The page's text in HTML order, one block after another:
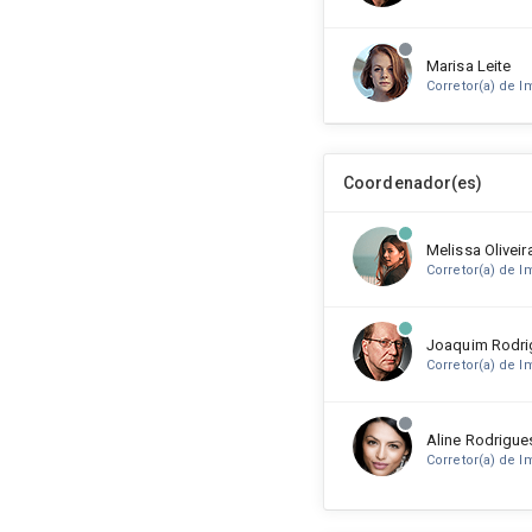
Marisa Leite
Corretor(a) de
Corretor(a) de
Livia
Corretor(a) de
Melissa
Corretor(a) de
Joaquim
Corretor(a) de
Coordenador(es)
Melissa
Corretor(a) de
Joaquim
Corretor(a) de
Aline
Corretor(a) de